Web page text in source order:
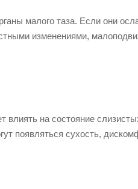
малого таза. Если они
изменениями,
на состояние
появляться сухость,